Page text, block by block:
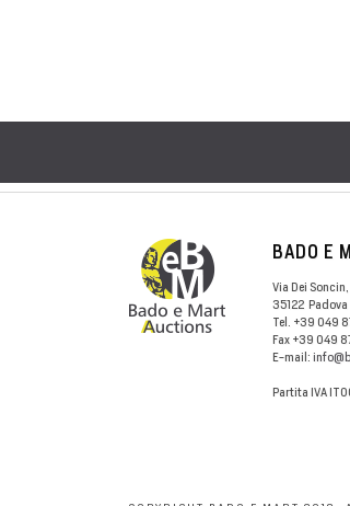
BADO E
Via Dei
35122 Padova
Tel. +39 049
Fax +39 049
E-mail:
Partita IVA